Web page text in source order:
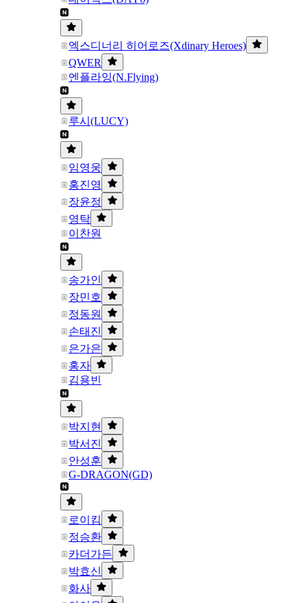
엑스디너리 히어로즈(Xdinary Heroes)
QWER
엔플라잉(N.Flying)
루시(LUCY)
임영웅
홍진영
장윤정
영탁
이찬원
송가인
장민호
정동원
손태진
은가은
홍자
김용빈
박지현
박서진
안성훈
G-DRAGON(GD)
로이킴
정승환
카더가든
박효신
화사